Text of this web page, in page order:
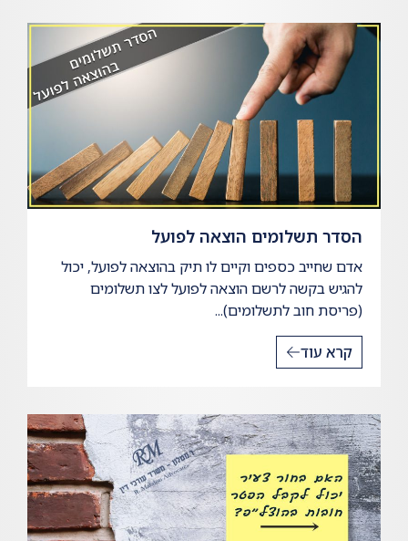
הסדר תשלומים הוצאה לפועל
אדם שחייב כספים וקיים לו תיק בהוצאה לפועל, יכול
להגיש בקשה לרשם הוצאה לפועל לצו תשלומים
(פריסת חוב לתשלומים)...
קרא עוד